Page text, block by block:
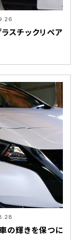
スチックリペア
の輝きを保つに